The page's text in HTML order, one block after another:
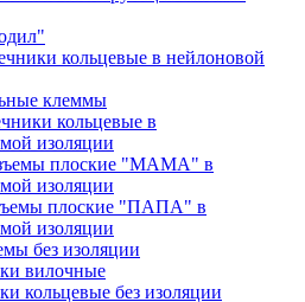
кольцевые в нейлоновой
клеммы
кольцевые в
изоляции
плоские "МАМА" в
изоляции
плоские "ПАПА" в
изоляции
без изоляции
вилочные
кольцевые без изоляции